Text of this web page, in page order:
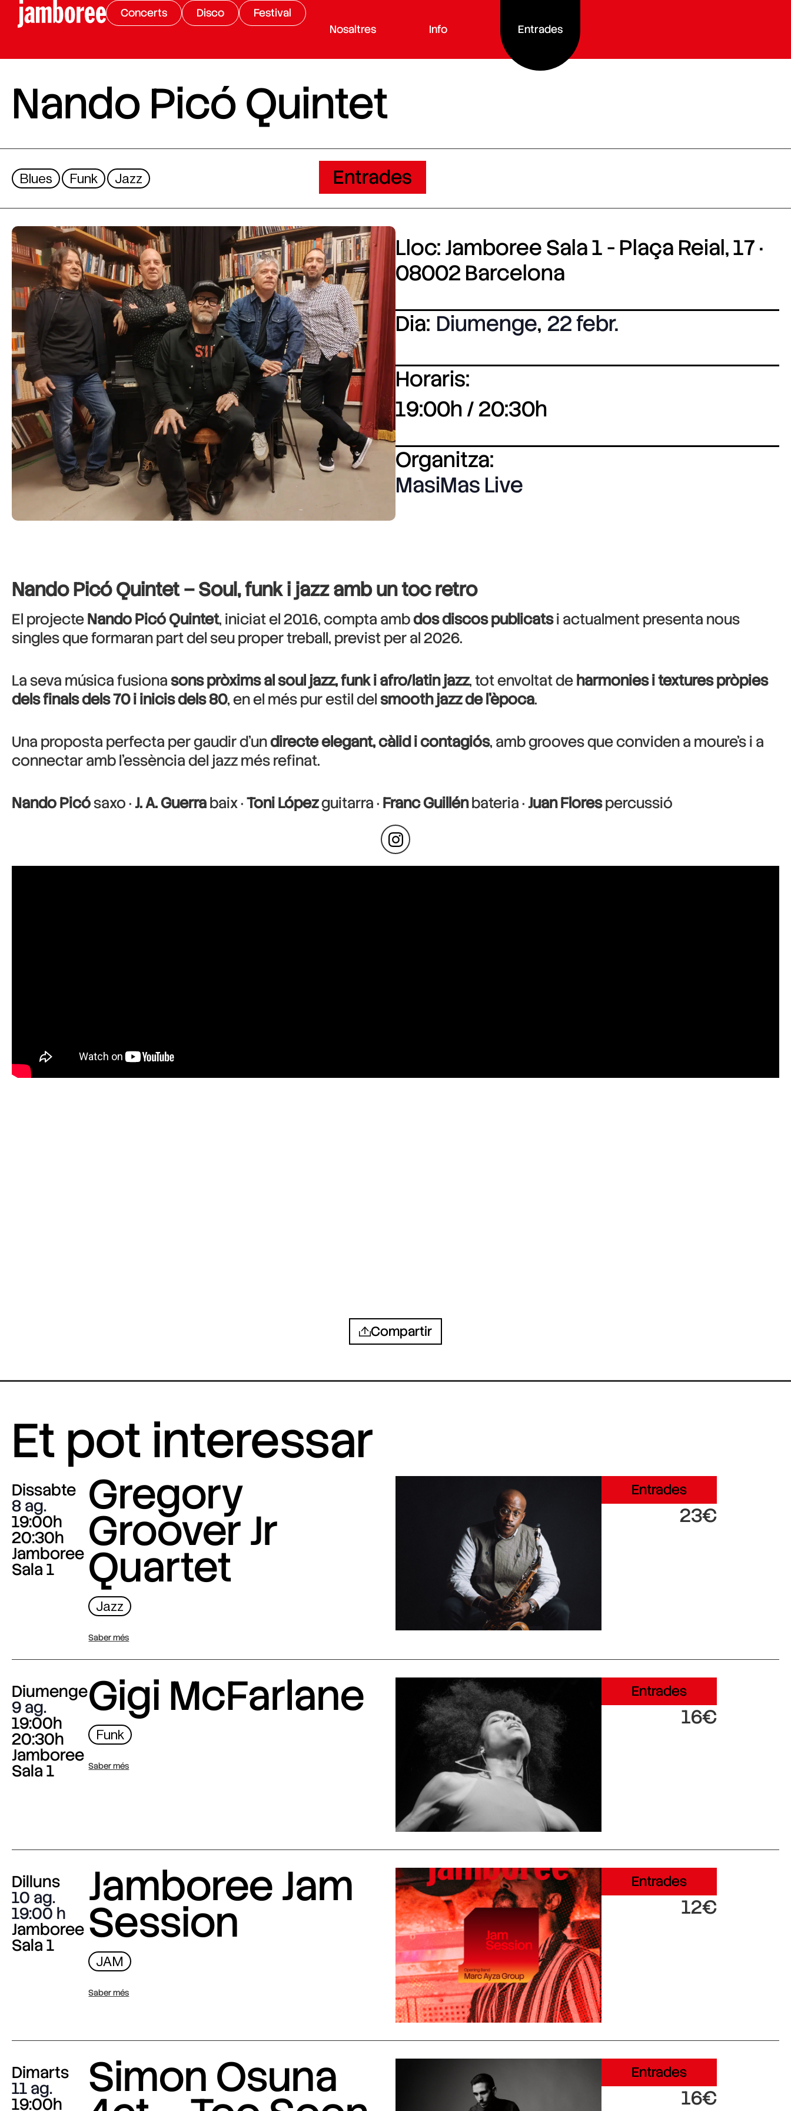
Concerts Disco
Festival
Nosaltres
Info Entrades
Nando Picó Quintet
Blues Funk Jazz Entrades
Lloc: Jamboree Sala 1 - Plaça Reial, 17 ·
08002 Barcelona
Dia: Diumenge, 22 febr.
Horaris:
19:00h / 20:30h
Organitza:
MasiMas Live
Nando Picó Quintet – Soul, funk i jazz amb un toc retro
El projecteNando Picó Quintet, iniciat el 2016, compta ambdos discos publicatsi actualment presenta nous
singles que formaran part del seu proper treball, previst per al 2026.
La seva música fusionasons pròxims al soul jazz, funk i afro/latin jazz, tot envoltat deharmonies i textures pròpies
dels finals dels 70 i inicis dels 80, en el més pur estil delsmooth jazz de l’època.
Una proposta perfecta per gaudir d’undirecte elegant, càlid i contagiós, amb grooves que conviden a moure’s i a
connectar amb l’essència del jazz més refinat.
Nando Picósaxo ·J. A. Guerrabaix ·Toni Lópezguitarra · Franc Guillénbateria ·Juan Florespercussió
Compartir
Et pot interessar
Dissabte
8 ag.
19:00h
20:30h
Jamboree
Sala 1
Gregory
Groover Jr
Quartet
Jazz
Saber més
Entrades
23€
Diumenge
9 ag.
19:00h
20:30h
Jamboree
Sala 1
Gigi McFarlane
Funk
Saber més
Entrades
16€
Dilluns
10 ag.
19:00
Jamboree
Sala 1
Jamboree Jam
Session
JAM
Saber més
Entrades
12€
Dimarts
11 ag.
19:00h
Simon Osuna Entrades
16€